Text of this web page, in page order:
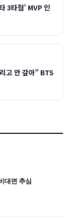
3타점’ MVP 인
고 안 갚아” BTS
대면 추심